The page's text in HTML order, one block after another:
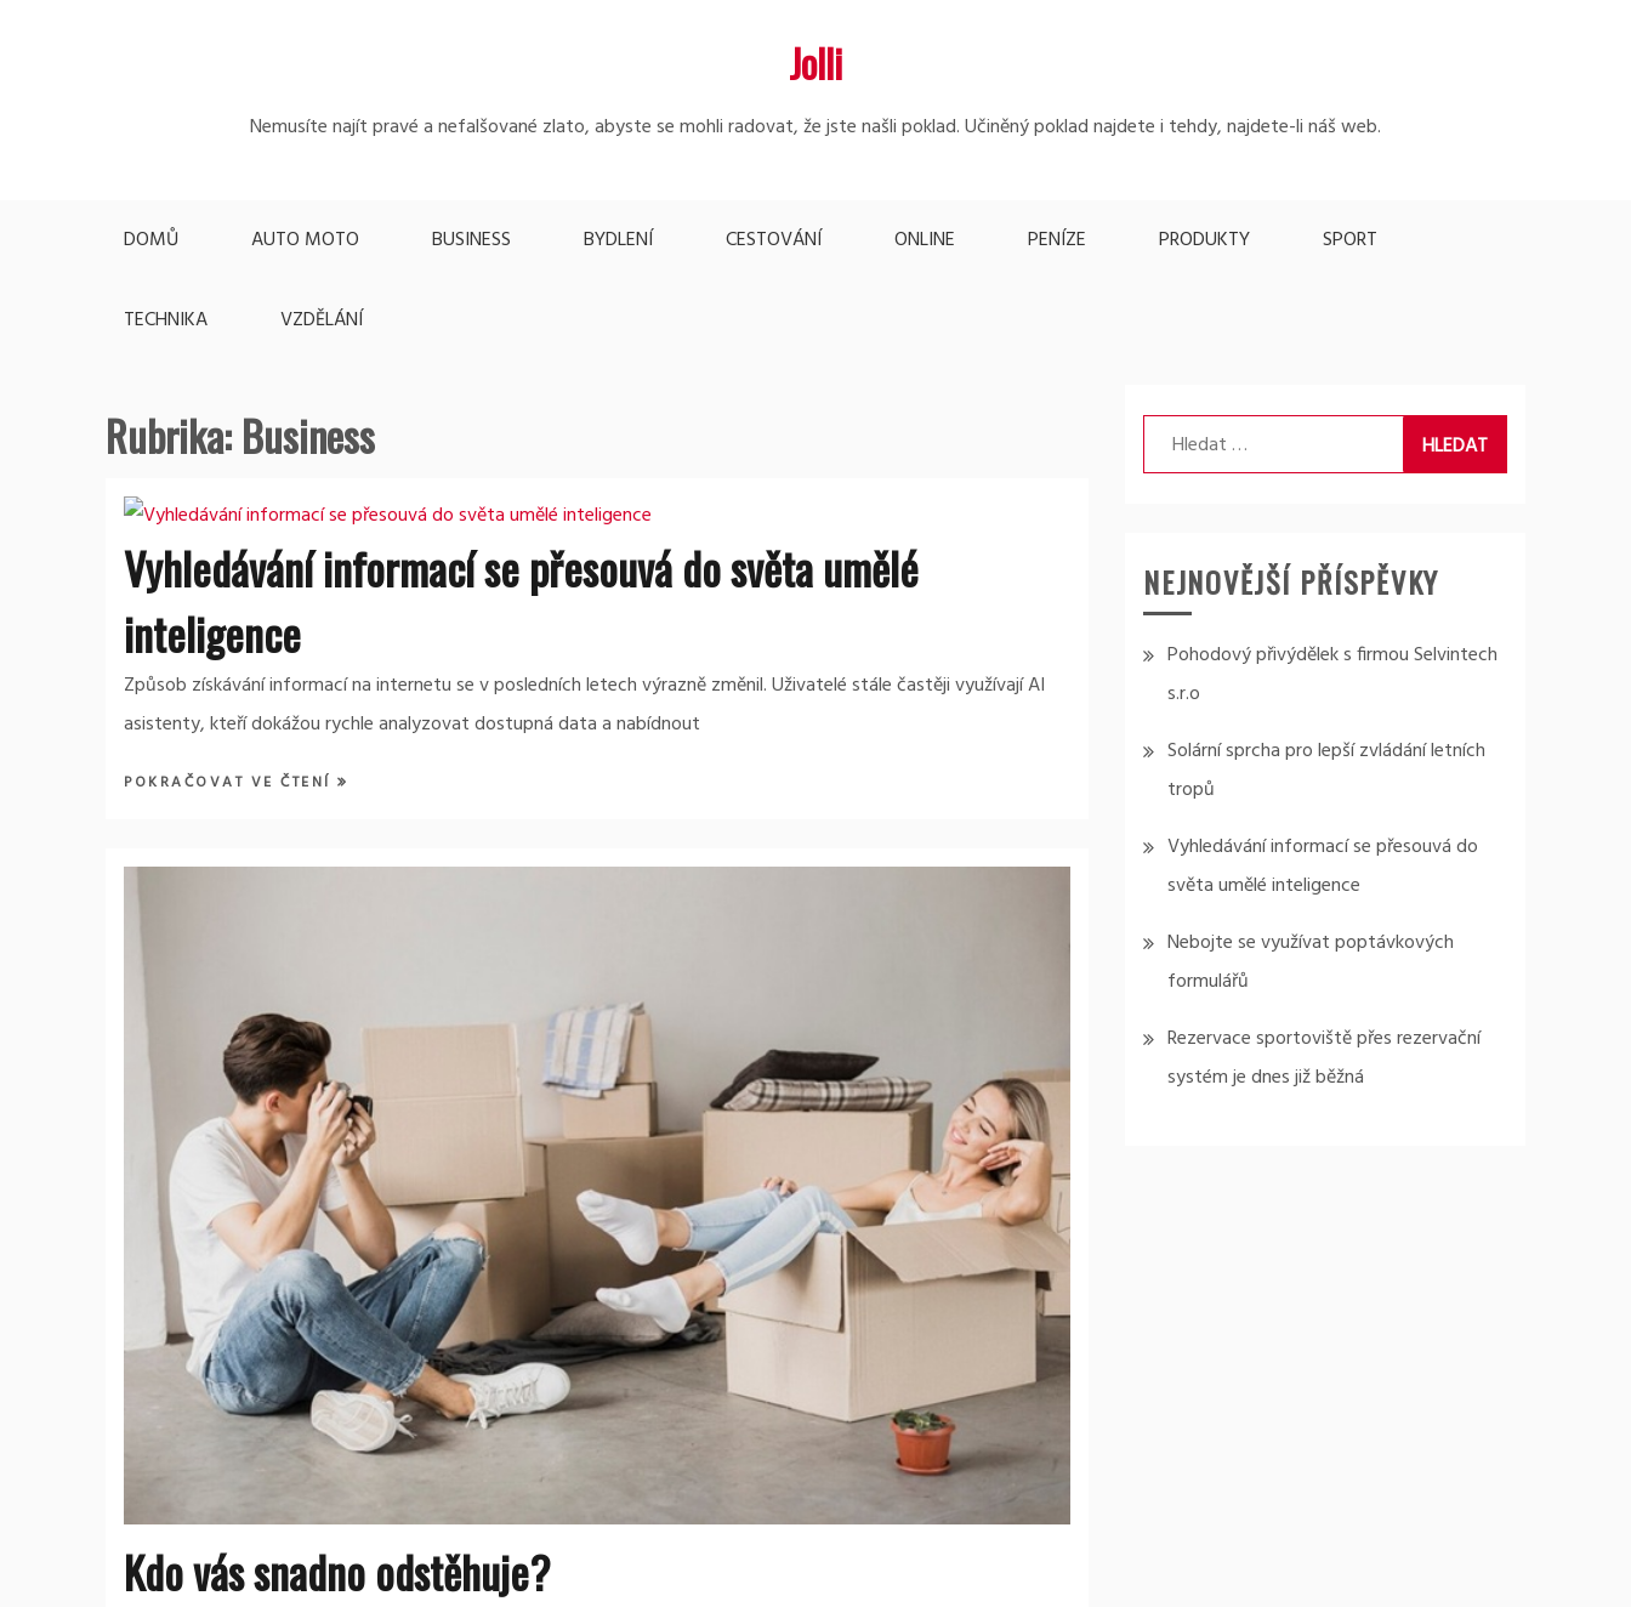
Jolli
Nemusíte najít pravé a nefalšované zlato, abyste se mohli radovat, že jste našli poklad. Učiněný poklad najdete i tehdy, najdete-li náš web.
DOMŮ AUTO MOTO BUSINESS BYDLENÍ CESTOVÁNÍ ONLINE PENÍZE PRODUKTY SPORT
TECHNIKA VZDĚLÁNÍ
Rubrika:Business
Vyhledávání informací se přesouvá do světa umělé
inteligence
Způsob získávání informací na internetu se v posledních letech výrazně změnil. Uživatelé stále častěji využívají AI
asistenty, kteří dokážou rychle analyzovat dostupná data a nabídnout
POKRAČOVAT VE ČTENÍ
Kdo vás snadno odstěhuje?
Vyhledávání
NEJNOVĚJŠÍ PŘÍSPĚVKY
Pohodový přivýdělek s firmou Selvintech
s.r.o
Solární sprcha pro lepší zvládání letních
tropů
Vyhledávání informací se přesouvá do
světa umělé inteligence
Nebojte se využívat poptávkových
formulářů
Rezervace sportoviště přes rezervační
systém je dnes již běžná